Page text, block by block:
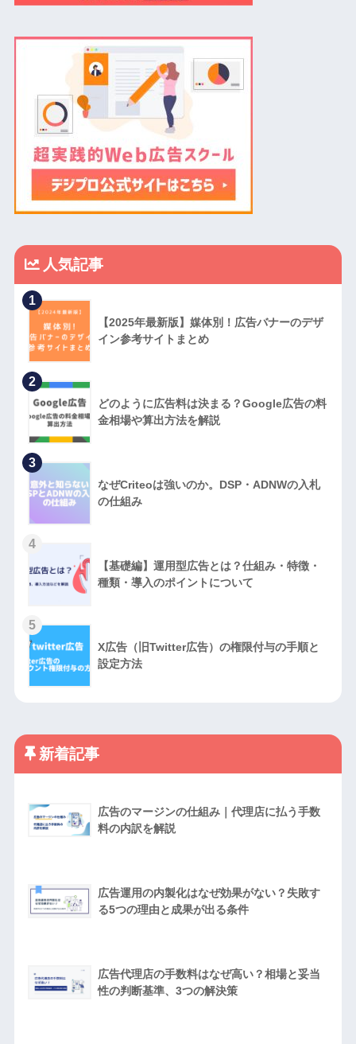
人気記事
1
【2025年最新版】媒体別！広告バナーのデザ
イン参考サイトまとめ
2
どのように広告料は決まる？Google広告の料
金相場や算出方法を解説
3
なぜCriteoは強いのか。DSP・ADNWの入札
の仕組み
4
【基礎編】運用型広告とは？仕組み・特徴・
種類・導入のポイントについて
5
X広告（旧Twitter広告）の権限付与の手順と
設定方法
新着記事
広告のマージンの仕組み｜代理店に払う手数
料の内訳を解説
広告運用の内製化はなぜ効果がない？失敗す
る5つの理由と成果が出る条件
広告代理店の手数料はなぜ高い？相場と妥当
性の判断基準、3つの解決策